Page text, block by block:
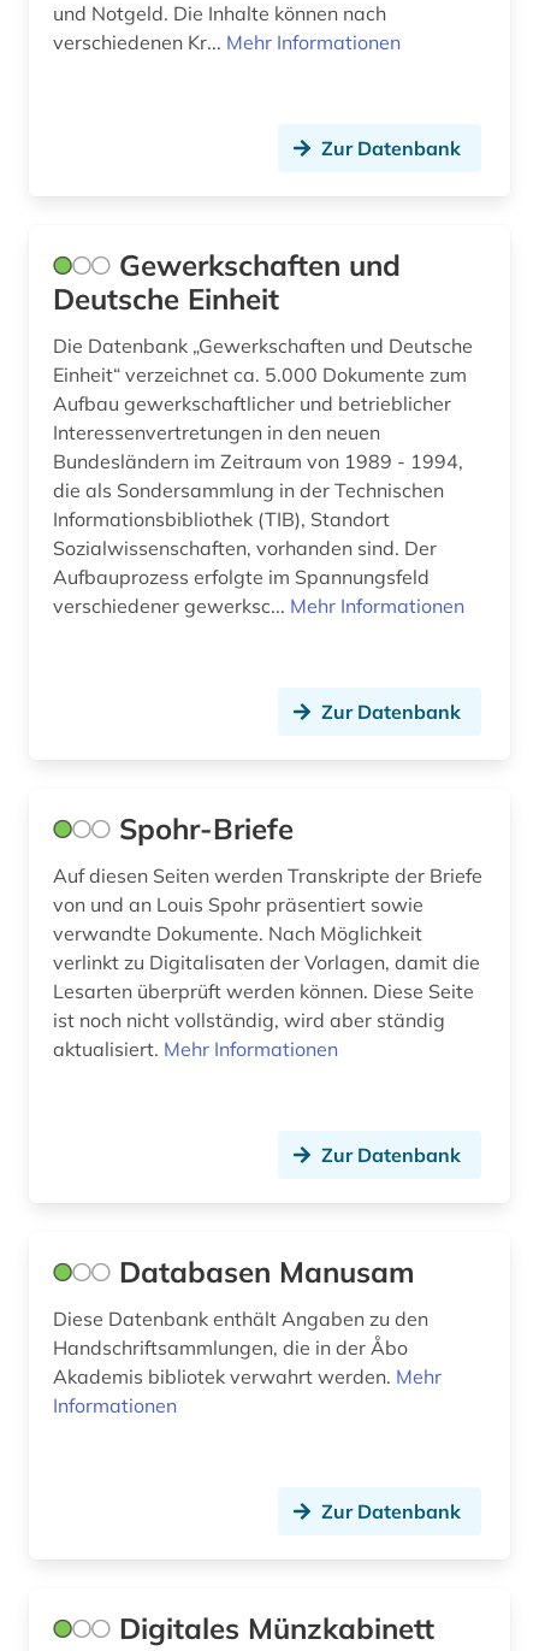
und Notgeld. Die Inhalte können nach
verschiedenen Kr... Mehr Informationen
Zur Datenbank
Gewerkschaften und
Deutsche Einheit
Die Datenbank „Gewerkschaften und Deutsche
Einheit“ verzeichnet ca. 5.000 Dokumente zum
Aufbau gewerkschaftlicher und betrieblicher
Interessenvertretungen in den neuen
Bundesländern im Zeitraum von 1989 - 1994,
die als Sondersammlung in der Technischen
Informationsbibliothek (TIB), Standort
Sozialwissenschaften, vorhanden sind. Der
Aufbauprozess erfolgte im Spannungsfeld
verschiedener gewerksc... Mehr Informationen
Zur Datenbank
Spohr-Briefe
Auf diesen Seiten werden Transkripte der Briefe
von und an Louis Spohr präsentiert sowie
verwandte Dokumente. Nach Möglichkeit
verlinkt zu Digitalisaten der Vorlagen, damit die
Lesarten überprüft werden können. Diese Seite
ist noch nicht vollständig, wird aber ständig
aktualisiert. Mehr Informationen
Zur Datenbank
Databasen Manusam
Diese Datenbank enthält Angaben zu den
Handschriftsammlungen, die in der Åbo
Akademis bibliotek verwahrt werden. Mehr
Informationen
Zur Datenbank
Digitales Münzkabinett